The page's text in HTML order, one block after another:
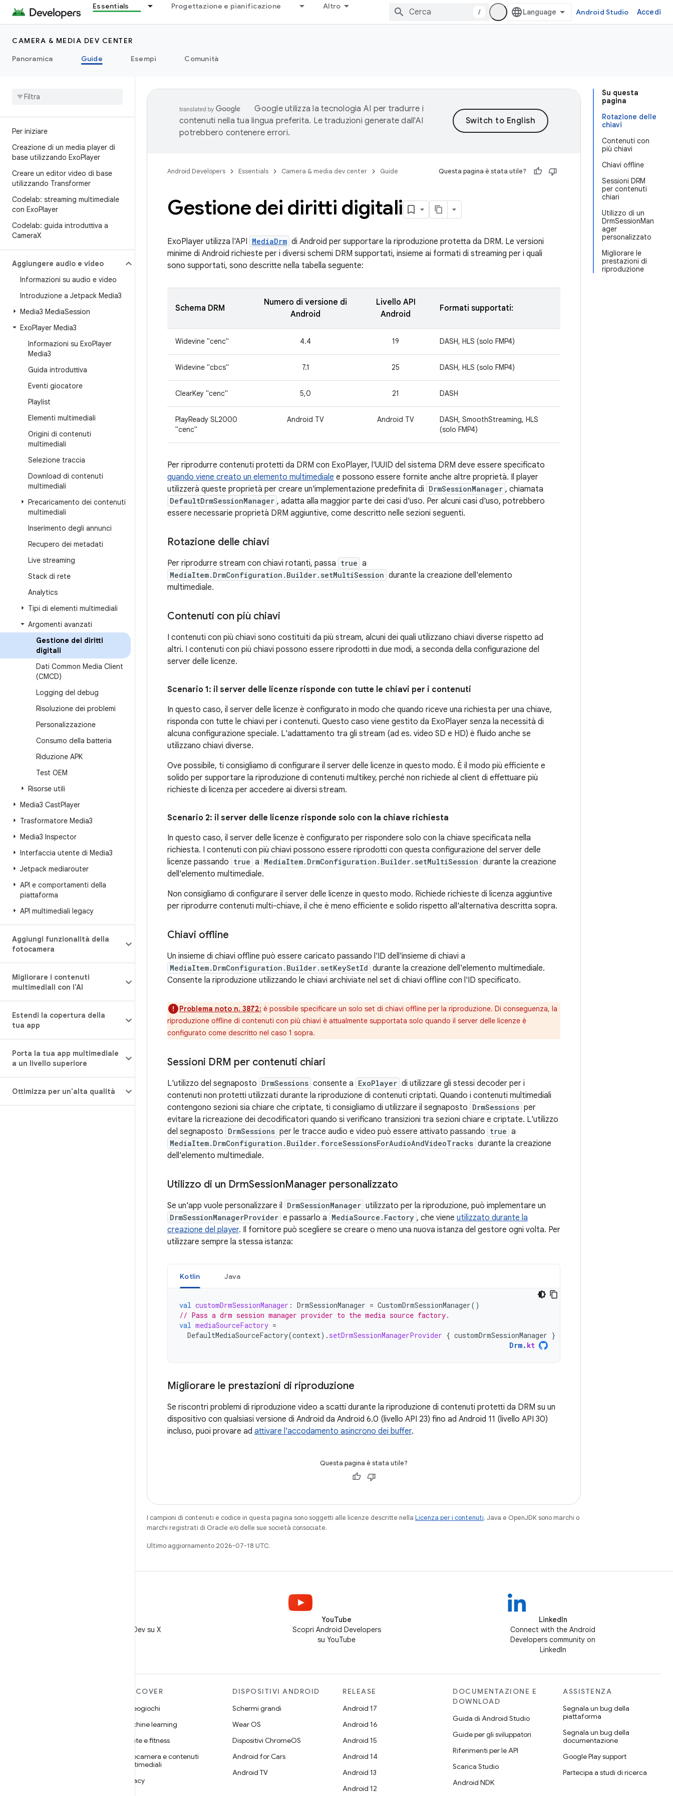
Essentials Progettazione e pianificazione Altro
/ Android Studio Accedi
CAMERA & MEDIA DEV CENTER
Panoramica
Guide Esempi Comunità
Per iniziare
Creazione di un media player di
base utilizzando ExoPlayer
Creare un editor video di base
utilizzando Transformer
Codelab: streaming multimediale
con ExoPlayer
Codelab: guida introduttiva a
CameraX
Aggiungere audio e video
Informazioni su audio e video
Introduzione a Jetpack Media3
Media3 MediaSession
ExoPlayer Media3
Informazioni su ExoPlayer
Media3
Guida introduttiva
Eventi giocatore
Playlist
Elementi multimediali
Origini di contenuti
multimediali
Selezione traccia
Download di contenuti
multimediali
Precaricamento dei contenuti
multimediali
Inserimento degli annunci
Recupero dei metadati
Live streaming
Stack di rete
Analytics
Tipi di elementi multimediali
Argomenti avanzati
Gestione dei diritti
digitali
Dati Common Media Client
(CMCD)
Logging del debug
Risoluzione dei problemi
Personalizzazione
Consumo della batteria
Riduzione APK
Test OEM
Risorse utili
Media3 CastPlayer
Trasformatore Media3
Media3 Inspector
Interfaccia utente di Media3
Jetpack mediarouter
API e comportamenti della
piattaforma
API multimediali legacy
Aggiungi funzionalità della
fotocamera
Migliorare i contenuti
multimediali con l'AI
Estendi la copertura della
tua app
Porta la tua app multimediale
a un livello superiore
Ottimizza per un'alta qualità
Su questa
pagina
Rotazione delle
chiavi
Contenuti con
più chiavi
Chiavi offline
Sessioni DRM
per contenuti
chiari
Utilizzo di un
DrmSessionMan
ager
personalizzato
Migliorare le
prestazioni di
riproduzione
Google utilizza la tecnologia AI per tradurre i
contenuti nella tua lingua preferita. Le traduzioni generate dall'AI
potrebbero contenere errori.
Android Developers Essentials Camera & media dev center Guide Questa pagina è stata utile?
Gestione dei diritti digitali
ExoPlayer utilizza l'API MediaDrm di Android per supportare la riproduzione protetta da DRM. Le versioni
minime di Android richieste per i diversi schemi DRM supportati, insieme ai formati di streaming per i quali
sono supportati, sono descritte nella tabella seguente:
Schema DRM
Numero di versione di
Android
Livello API
Android
Formati supportati:
Widevine "cenc" 4.4 19 DASH, HLS (solo FMP4)
Widevine "cbcs" 7.1 25 DASH, HLS (solo FMP4)
ClearKey "cenc" 5,0 21 DASH
PlayReady SL2000
"cenc"
Android TV Android TV
DASH, SmoothStreaming, HLS
(solo FMP4)
Per riprodurre contenuti protetti da DRM con ExoPlayer, l'UUID del sistema DRM deve essere specificato
quando viene creato un elemento multimediale e possono essere fornite anche altre proprietà. Il player
utilizzerà queste proprietà per creare un'implementazione predefinita di DrmSessionManager , chiamata
DefaultDrmSessionManager , adatta alla maggior parte dei casi d'uso. Per alcuni casi d'uso, potrebbero
essere necessarie proprietà DRM aggiuntive, come descritto nelle sezioni seguenti.
Rotazione delle chiavi
Per riprodurre stream con chiavi rotanti, passa true a
MediaItem.DrmConfiguration.Builder.setMultiSession durante la creazione dell'elemento
multimediale.
Contenuti con più chiavi
I contenuti con più chiavi sono costituiti da più stream, alcuni dei quali utilizzano chiavi diverse rispetto ad
altri. I contenuti con più chiavi possono essere riprodotti in due modi, a seconda della configurazione del
server delle licenze.
Scenario 1: il server delle licenze risponde con tutte le chiavi per i contenuti
In questo caso, il server delle licenze è configurato in modo che quando riceve una richiesta per una chiave,
risponda con tutte le chiavi per i contenuti. Questo caso viene gestito da ExoPlayer senza la necessità di
alcuna configurazione speciale. L'adattamento tra gli stream (ad es. video SD e HD) è fluido anche se
utilizzano chiavi diverse.
Ove possibile, ti consigliamo di configurare il server delle licenze in questo modo. È il modo più efficiente e
solido per supportare la riproduzione di contenuti multikey, perché non richiede al client di effettuare più
richieste di licenza per accedere ai diversi stream.
Scenario 2: il server delle licenze risponde solo con la chiave richiesta
In questo caso, il server delle licenze è configurato per rispondere solo con la chiave specificata nella
richiesta. I contenuti con più chiavi possono essere riprodotti con questa configurazione del server delle
licenze passando true a MediaItem.DrmConfiguration.Builder.setMultiSession durante la creazione
dell'elemento multimediale.
Non consigliamo di configurare il server delle licenze in questo modo. Richiede richieste di licenza aggiuntive
per riprodurre contenuti multi-chiave, il che è meno efficiente e solido rispetto all'alternativa descritta sopra.
Chiavi offline
Un insieme di chiavi offline può essere caricato passando l'ID dell'insieme di chiavi a
MediaItem.DrmConfiguration.Builder.setKeySetId durante la creazione dell'elemento multimediale.
Consente la riproduzione utilizzando le chiavi archiviate nel set di chiavi offline con l'ID specificato.
Problema noto n. 3872: è possibile specificare un solo set di chiavi offline per la riproduzione. Di conseguenza, la
riproduzione offline di contenuti con più chiavi è attualmente supportata solo quando il server delle licenze è
configurato come descritto nel caso 1 sopra.
Sessioni DRM per contenuti chiari
L'utilizzo del segnaposto DrmSessions consente a ExoPlayer di utilizzare gli stessi decoder per i
contenuti non protetti utilizzati durante la riproduzione di contenuti criptati. Quando i contenuti multimediali
contengono sezioni sia chiare che criptate, ti consigliamo di utilizzare il segnaposto DrmSessions per
evitare la ricreazione dei decodificatori quando si verificano transizioni tra sezioni chiare e criptate. L'utilizzo
del segnaposto DrmSessions per le tracce audio e video può essere attivato passando true a
MediaItem.DrmConfiguration.Builder.forceSessionsForAudioAndVideoTracks durante la creazione
dell'elemento multimediale.
Utilizzo di un DrmSessionManager personalizzato
Se un'app vuole personalizzare il DrmSessionManager utilizzato per la riproduzione, può implementare un
DrmSessionManagerProvider e passarlo a MediaSource.Factory , che viene utilizzato durante la
creazione del player. Il fornitore può scegliere se creare o meno una nuova istanza del gestore ogni volta. Per
utilizzare sempre la stessa istanza:
Kotlin Java
val customDrmSessionManager : DrmSessionManager = CustomDrmSessionManager()
// Pass a drm session manager provider to the media source factory.
val mediaSourceFactory =
DefaultMediaSourceFactory(context). setDrmSessionManagerProvider { customDrmSessionManager }
Drm. kt
Migliorare le prestazioni di riproduzione
Se riscontri problemi di riproduzione video a scatti durante la riproduzione di contenuti protetti da DRM su un
dispositivo con qualsiasi versione di Android da Android 6.0 (livello API 23) fino ad Android 11 (livello API 30)
incluso, puoi provare ad attivare l'accodamento asincrono dei buffer.
Questa pagina è stata utile?
I campioni di contenuti e codice in questa pagina sono soggetti alle licenze descritte nella Licenza per i contenuti. Java e OpenJDK sono marchi o
marchi registrati di Oracle e/o delle sue società consociate.
Ultimo aggiornamento 2026-07-18 UTC.
Segui @AndroidDev su X
YouTube
Scopri Android Developers
su YouTube
LinkedIn
Connect with the Android
Developers community on
LinkedIn
DISCOVER
Videogiochi
Machine learning
Salute e fitness
Fotocamera e contenuti
multimediali
Privacy
DISPOSITIVI ANDROID
Schermi grandi
Wear OS
Dispositivi ChromeOS
Android for Cars
Android TV
RELEASE
Android 17
Android 16
Android 15
Android 14
Android 13
Android 12
DOCUMENTAZIONE E
DOWNLOAD
Guida di Android Studio
Guide per gli sviluppatori
Riferimenti per le API
Scarica Studio
Android NDK
ASSISTENZA
Segnala un bug della
piattaforma
Segnala un bug della
documentazione
Google Play support
Partecipa a studi di ricerca